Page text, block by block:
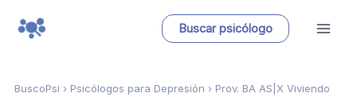
Buscar psicólogo
BuscoPsi › Psicólogos para Depresión › Prov. BA AS|X Viviendo